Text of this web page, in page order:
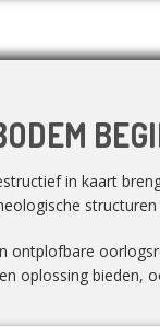
in kaart
oplossing bieden,